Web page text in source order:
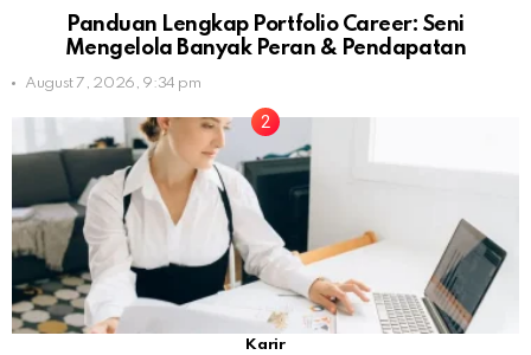
Panduan Lengkap Portfolio Career: Seni
Mengelola Banyak Peran & Pendapatan
August 7, 2026, 9:34 pm
Karir